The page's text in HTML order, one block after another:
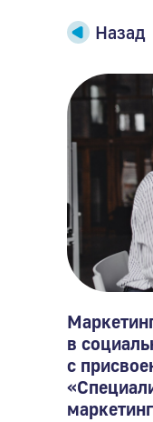
Назад
в
с